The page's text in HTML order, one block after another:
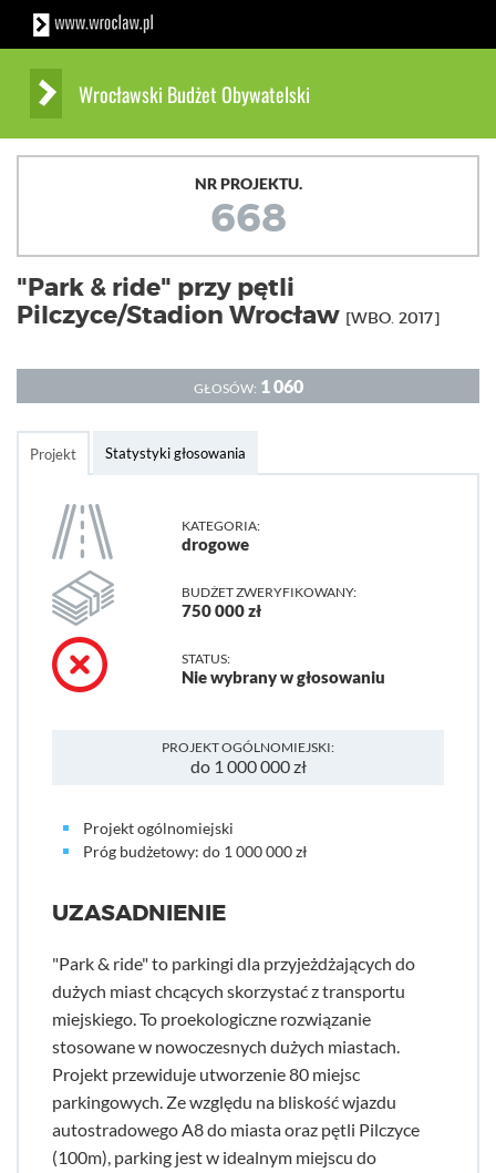
Wrocławski Budżet Obywatelski
NR PROJEKTU.
668
"Park & ride" przy pętli
Pilczyce/Stadion Wrocław [WBO. 2017]
GŁOSÓW: 1 060
Projekt Statystyki głosowania
KATEGORIA:
drogowe
BUDŻET ZWERYFIKOWANY:
750 000 zł
STATUS:
Nie wybrany w głosowaniu
PROJEKT OGÓLNOMIEJSKI:
do 1 000 000 zł
Projekt ogólnomiejski
Próg budżetowy: do 1 000 000 zł
UZASADNIENIE
"Park & ride" to parkingi dla przyjeżdżających do
dużych miast chcących skorzystać z transportu
miejskiego. To proekologiczne rozwiązanie
stosowane w nowoczesnych dużych miastach.
Projekt przewiduje utworzenie 80 miejsc
parkingowych. Ze względu na bliskość wjazdu
autostradowego A8 do miasta oraz pętli Pilczyce
(100m), parking jest w idealnym miejscu do